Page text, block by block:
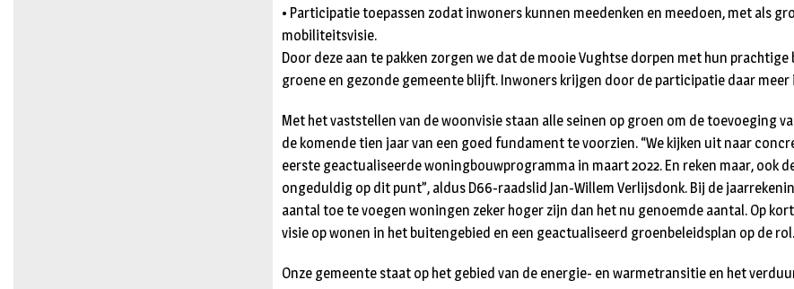
• Participatie toepassen zodat inwoners kunnen meedenken en meedoen, met als
mobiliteitsvisie.
Door deze aan te pakken zorgen we dat de mooie Vughtse dorpen met hun
groene en gezonde gemeente blijft. Inwoners krijgen door de participatie daar
Met het vaststellen van de woonvisie staan alle seinen op groen om de toevoeging
de komende tien jaar van een goed fundament te voorzien. “We kijken uit naar
eerste geactualiseerde woningbouwprogramma in maart 2022. En reken maar, ook
ongeduldig op dit punt”, aldus D66-raadslid Jan-Willem Verlijsdonk. Bij de
aantal toe te voegen woningen zeker hoger zijn dan het nu genoemde aantal. Op
visie op wonen in het buitengebied en een geactualiseerd groenbeleidsplan op de rol.
Onze gemeente staat op het gebied van de energie- en warmetransitie en het